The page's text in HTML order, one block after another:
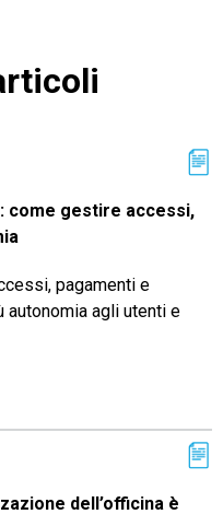
come gestire accessi,
pagamenti e
agli utenti e
dell’officina è